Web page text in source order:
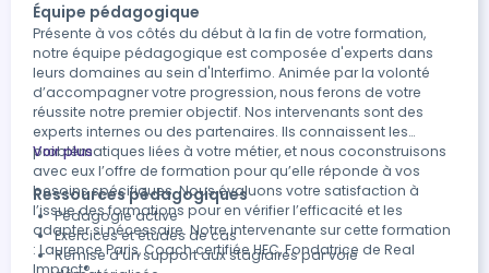
Équipe pédagogique
Présente à vos côtés du début à la fin de votre formation,
notre équipe pédagogique est composée d'experts dans
leurs domaines au sein d'Interfimo. Animée par la volonté
d’accompagner votre progression, nous ferons de votre
réussite notre premier objectif. Nos intervenants sont des
experts internes ou des partenaires. Ils connaissent les
problématiques liées à votre métier, et nous coconstruisons
avec eux l’offre de formation pour qu’elle réponde à vos
besoins spécifiques. Nous évaluons votre satisfaction à
l’issue des formations pour en vérifier l’efficacité et les
adapter si nécessaire. Notre intervenante sur cette formation
: Laurence Paris, Coach certifiée HEC, Fondatrice de Real
Impact®
Voir plus
Ressources pédagogiques
Pédagogie active
Exercices et études de cas
Remise d’un support aux stagiaires par voie